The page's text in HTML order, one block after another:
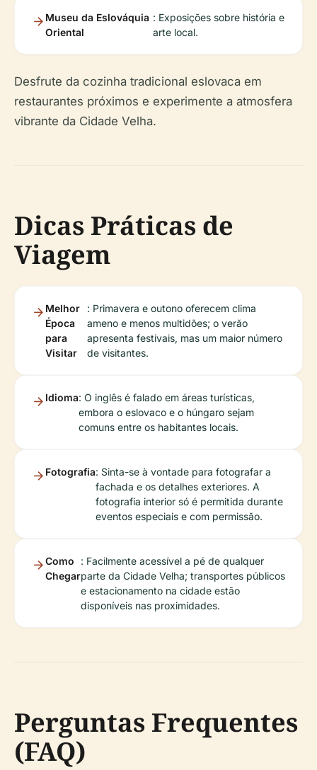
Museu da Eslováquia
Oriental
: Exposições sobre história e
arte local.
Desfrute da cozinha tradicional eslovaca em
restaurantes próximos e experimente a atmosfera
vibrante da Cidade Velha.
Dicas Práticas de
Viagem
Melhor
Época
para
Visitar
: Primavera e outono oferecem clima
ameno e menos multidões; o verão
apresenta festivais, mas um maior número
de visitantes.
Idioma: O inglês é falado em áreas turísticas,
embora o eslovaco e o húngaro sejam
comuns entre os habitantes locais.
Fotografia: Sinta-se à vontade para fotografar a
fachada e os detalhes exteriores. A
fotografia interior só é permitida durante
eventos especiais e com permissão.
Como
Chegar
: Facilmente acessível a pé de qualquer
parte da Cidade Velha; transportes públicos
e estacionamento na cidade estão
disponíveis nas proximidades.
Perguntas Frequentes
(FAQ)